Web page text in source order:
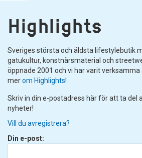
Highlights
Sveriges största och äldsta lifestylebutik
gatukultur, konstnärsmaterial och
öppnade 2001 och vi har varit verksamma
merom Highlights!
Skriv in din e-postadress här för att ta del
nyheter!
Vill du avregistrera?
Din e-post: